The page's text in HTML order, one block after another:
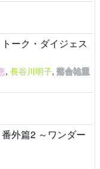
ーク・ダイジェス
, 長谷川明子,落合祐里
外篇2 ～ワンダー